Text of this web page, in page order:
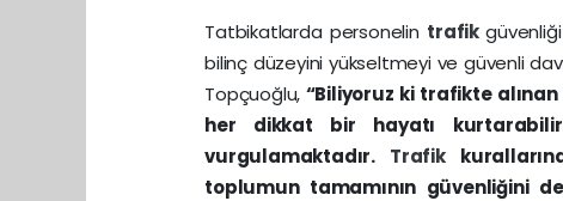
Tatbikatlarda personelin trafikgüvenliği
bilinç düzeyini yükseltmeyi ve güvenli
Topçuoğlu, “Biliyoruz ki trafikte
her dikkat bir hayatı
vurgulamaktadır. Trafik
toplumun tamamının güvenliğini